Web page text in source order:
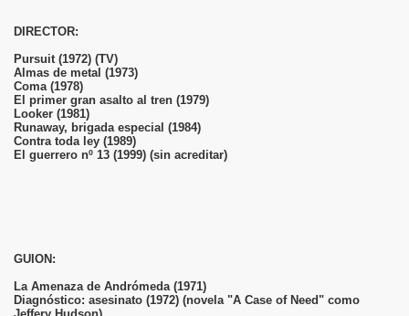
DIRECTOR:
Pursuit (1972) (TV)
Almas de metal (1973)
Coma (1978)
El primer gran asalto al tren (1979)
Looker (1981)
Runaway, brigada especial (1984)
Contra toda ley (1989)
El guerrero nº 13 (1999) (sin acreditar)
GUION:
La Amenaza de Andrómeda (1971)
Diagnóstico: asesinato (1972) (novela "A Case of Need" como